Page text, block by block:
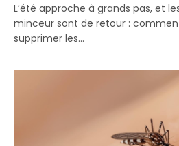
L’été approche à grands pas, et
minceur sont de retour :
supprimer les…